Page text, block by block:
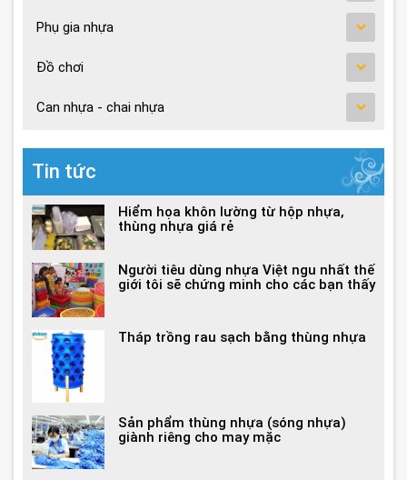
Phụ gia nhựa
Đồ chơi
Can nhựa - chai nhựa
Tin tức
Hiểm họa khôn lường từ hộp nhựa,
thùng nhựa giá rẻ
Người tiêu dùng nhựa Việt ngu nhất thế
giới tôi sẽ chứng minh cho các bạn thấy
Tháp trồng rau sạch bằng thùng nhựa
Sản phẩm thùng nhựa (sóng nhựa)
giành riêng cho may mặc